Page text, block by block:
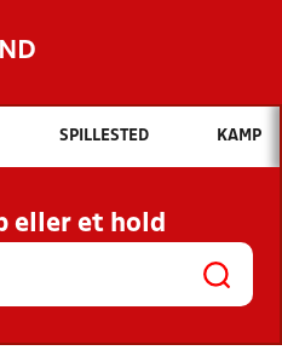
Hvad vil du søge efter?
INDHOLD OG NYHEDER
KLUBBER OG
SPILLESTED KAMP
eller et hold